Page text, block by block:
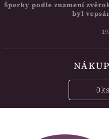
Šperky podle znamení
byl
0